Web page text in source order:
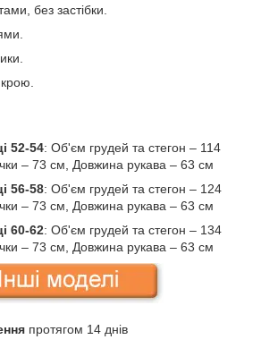
без застібки.
52-54: Об'єм грудей та стегон – 114
– 73 см, Довжина рукава – 63 см
56-58: Об'єм грудей та стегон – 124
– 73 см, Довжина рукава – 63 см
60-62: Об'єм грудей та стегон – 134
– 73 см, Довжина рукава – 63 см
протягом 14 днів